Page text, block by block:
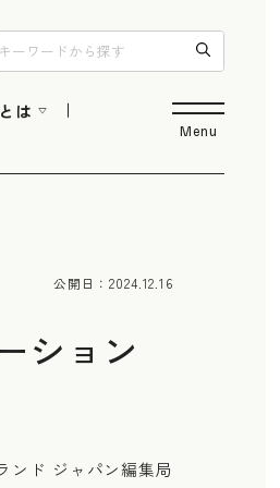
は
Menu
公開日：2024.12.16
ション
ンド ジャパン編集局